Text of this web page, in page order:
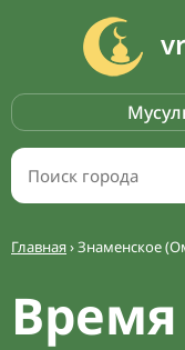
Главная›Знаменское